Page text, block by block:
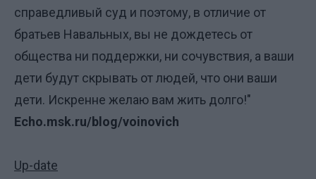
справедливый суд и поэтому, в отличие от
братьев Навальных, вы не дождетесь от
общества ни поддержки, ни сочувствия, а ваши
дети будут скрывать от людей, что они ваши
дети. Искренне желаю вам жить долго!"
Echo.msk.ru/blog/voinovich
Up-date